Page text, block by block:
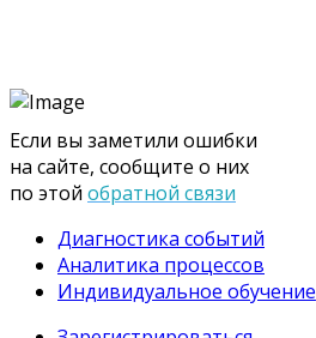
Если вы заметили ошибки
на сайте, сообщите о них
по этой обратной связи
Диагностика событий
Аналитика процессов
Индивидуальное обучение